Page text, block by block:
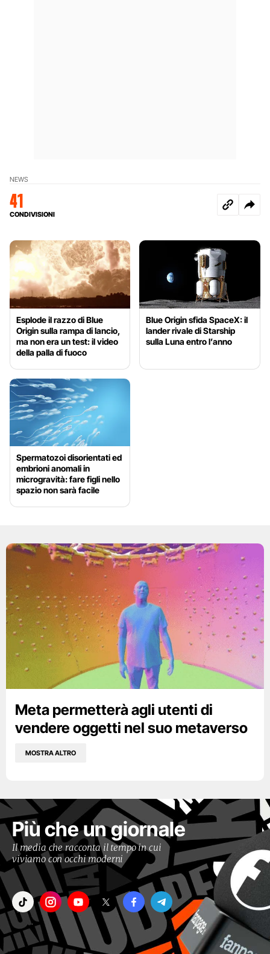
NEWS
41
CONDIVISIONI
Esplode il razzo di Blue
Origin sulla rampa di lancio,
ma non era un test: il video
della palla di fuoco
Blue Origin sfida SpaceX: il
lander rivale di Starship
sulla Luna entro l’anno
Spermatozoi disorientati ed
embrioni anomali in
microgravità: fare figli nello
spazio non sarà facile
Meta permetterà agli utenti di
vendere oggetti nel suo metaverso
MOSTRA ALTRO
Più che un giornale
Il media che racconta il tempo in cui
viviamo con occhi moderni